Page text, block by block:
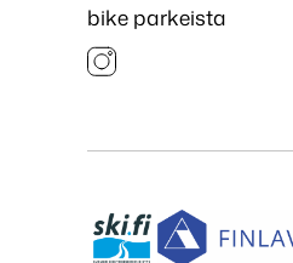
bike parkeista
Instagram